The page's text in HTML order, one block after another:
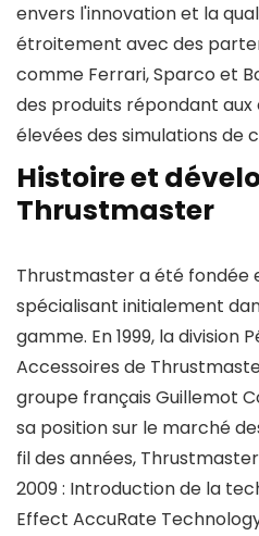
envers l'innovation et la
étroitement avec des
comme Ferrari, Sparco et
des produits répondant aux
élevées des simulations de
Histoire et
Thrustmaster
Thrustmaster a été fondée
spécialisant initialement
gamme. En 1999, la division
Accessoires de
groupe français Guillemot
sa position sur le marché
fil des années,
2009 : Introduction de la
Effect AccuRate